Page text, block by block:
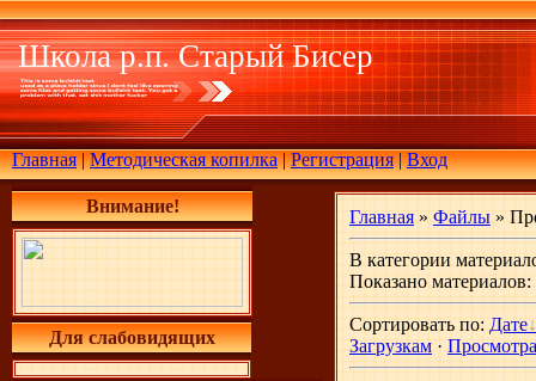
Школа р.п. Старый Бисер
Главная|Методическая копилка|Регистрация|Вход
Внимание!
Для слабовидящих
Главная » Файлы »
В категории
Показано материалов:
Сортировать по: Дате
Загрузкам ·